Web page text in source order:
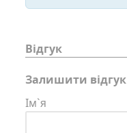
Відгук
Залишити відгук
Ім`я